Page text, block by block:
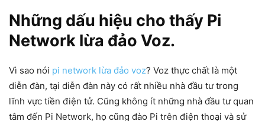
Những dấu hiệu cho thấy Pi
Network lừa đảo Voz.
Vì sao nói pi network lừa đảo voz? Voz thực chất là một
diễn đàn, tại diễn đàn này có rất nhiều nhà đầu tư trong
lĩnh vực tiền điện tử. Cũng không ít những nhà đầu tư quan
tâm đến Pi Network, họ cũng đào Pi trên điện thoại và sử